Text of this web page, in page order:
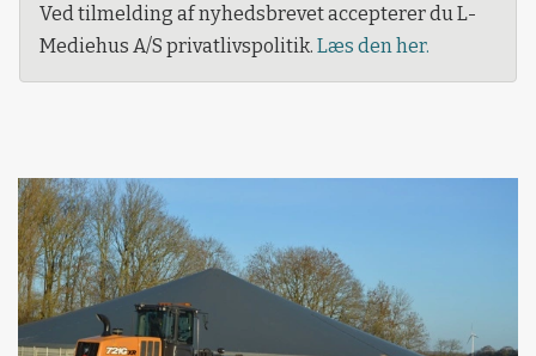
Ved tilmelding af nyhedsbrevet accepterer du L-
Mediehus A/S privatlivspolitik. Læs den her.